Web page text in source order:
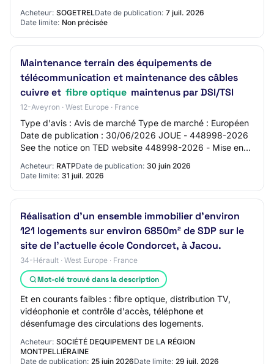
Acheteur: SOGETRELDate de publication: 7 juil. 2026
Date limite: Non précisée
Maintenance terrain des équipements de
télécommunication et maintenance des câbles
cuivre et fibre optique maintenus par DSI/TSI
12-Aveyron · West Europe · France
Type d'avis : Avis de marché Type de marché : Européen
Date de publication : 30/06/2026 JOUE - 448998-2026
See the notice on TED website 448998-2026 - Mise en
Acheteur: RATPDate de publication: 30 juin 2026
Date limite: 31 juil. 2026
Réalisation d'un ensemble immobilier d'environ
121 logements sur environ 6850m² de SDP sur le
site de l'actuelle école Condorcet, à Jacou.
34-Hérault · West Europe · France
Mot-clé trouvé dans la description
Et en courants faibles : fibre optique, distribution TV,
vidéophonie et contrôle d'accès, téléphone et
désenfumage des circulations des logements.
Acheteur: SOCIÉTÉ DEQUIPEMENT DE LA RÉGION
MONTPELLIÉRAINE
Date de publication: 25 juin 2026Date limite: 29 juil. 2026